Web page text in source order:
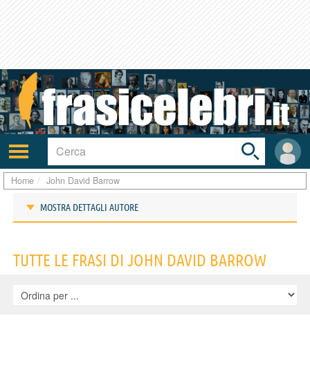
Attiva/disattiva
navigazione
User
area
Toggle
search
bar
Home John David Barrow
MOSTRA DETTAGLI AUTORE
TUTTE LE FRASI DI JOHN DAVID BARROW